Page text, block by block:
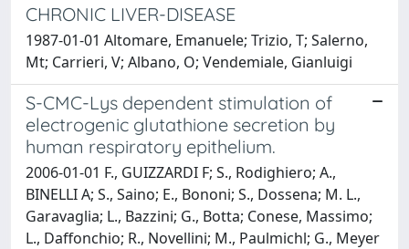
CHRONIC LIVER-DISEASE
1987-01-01 Altomare, Emanuele; Trizio, T; Salerno,
Mt; Carrieri, V; Albano, O; Vendemiale, Gianluigi
S-CMC-Lys dependent stimulation of
electrogenic glutathione secretion by
human respiratory epithelium.
2006-01-01 F., GUIZZARDI F; S., Rodighiero; A.,
BINELLI A; S., Saino; E., Bononi; S., Dossena; M. L.,
Garavaglia; L., Bazzini; G., Botta; Conese, Massimo;
L., Daffonchio; R., Novellini; M., Paulmichl; G., Meyer